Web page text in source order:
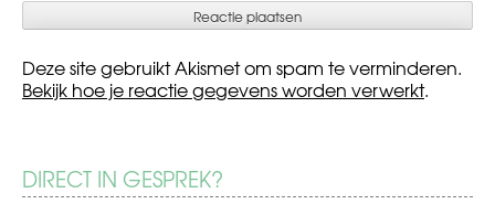
Deze site gebruikt Akismet om spam te verminderen.
Bekijk hoe je reactie gegevens worden verwerkt.
DIRECT IN GESPREK?